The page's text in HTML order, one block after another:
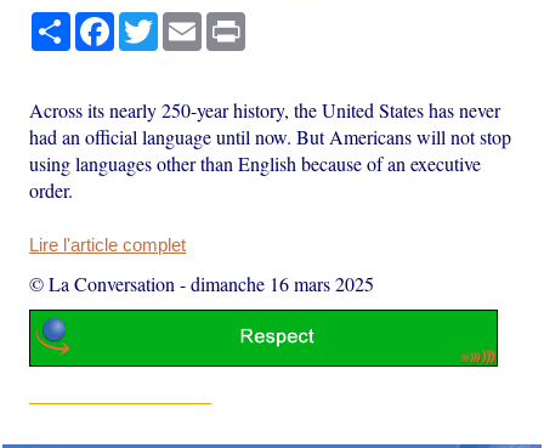
PartagerFacebook
TwitterEmail
Across its nearly 250-year history, the United States has never
had an official language until now. But Americans will not stop
using languages other than English because of an executive
order.
Lire l'article complet
© La Conversation -dimanche 16 mars 2025